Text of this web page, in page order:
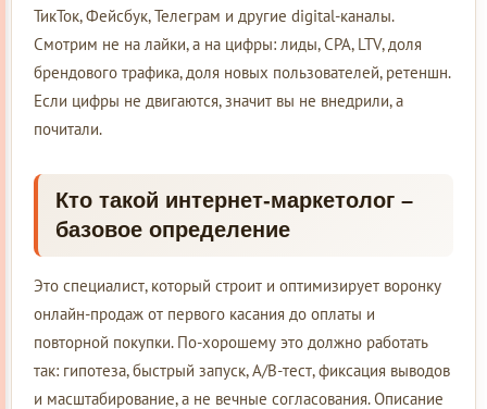
ТикТок, Фейсбук, Телеграм и другие digital-каналы.
Смотрим не на лайки, а на цифры: лиды, CPA, LTV, доля
брендового трафика, доля новых пользователей, ретеншн.
Если цифры не двигаются, значит вы не внедрили, а
почитали.
Кто такой интернет-маркетолог –
базовое определение
Это специалист, который строит и оптимизирует воронку
онлайн-продаж от первого касания до оплаты и
повторной покупки. По-хорошему это должно работать
так: гипотеза, быстрый запуск, A/B-тест, фиксация выводов
и масштабирование, а не вечные согласования. Описание